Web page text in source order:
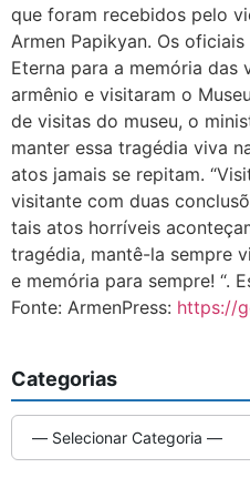
que foram recebidos pelo
Armen Papikyan. Os
Eterna para a memória das
armênio e visitaram o
de visitas do museu, o
manter essa tragédia viva
atos jamais se repitam.
visitante com duas
tais atos horríveis
tragédia, mantê-la sempre
e memória para sempre! “.
Fonte: ArmenPress: https://
Categorias